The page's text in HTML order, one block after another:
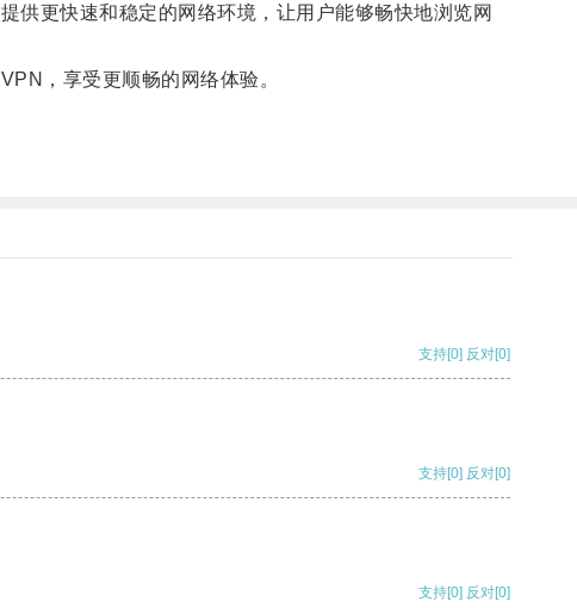
更快速和稳定的网络环境，让用户能够畅快地浏览网
，享受更顺畅的网络体验。
支持[0] 反对[0]
支持[0] 反对[0]
支持[0] 反对[0]